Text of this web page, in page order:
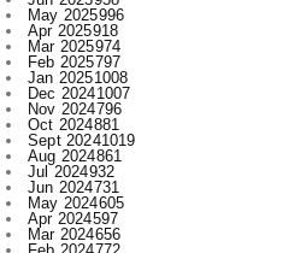
May 2025996
Apr 2025918
Mar 2025974
Feb 2025797
Jan 20251008
Dec 20241007
Nov 2024796
Oct 2024881
Sept 20241019
Aug 2024861
Jul 2024932
Jun 2024731
May 2024605
Apr 2024597
Mar 2024656